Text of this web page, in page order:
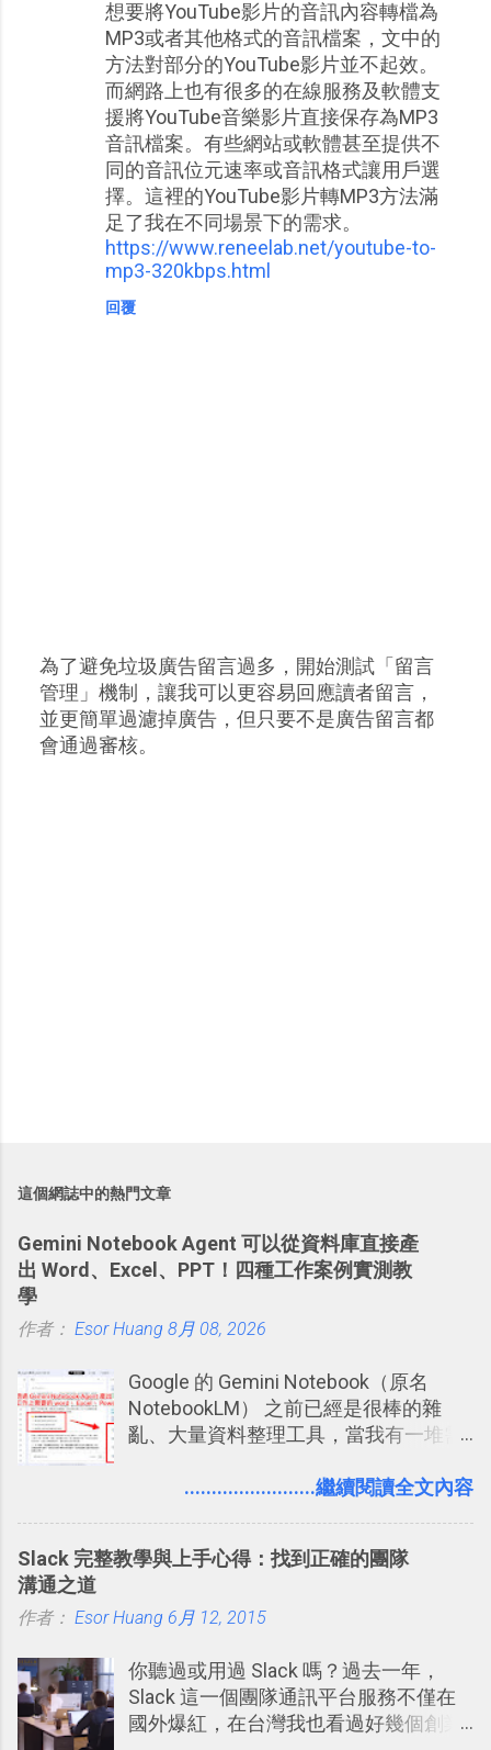
想要將YouTube影片的音訊內容轉檔為
MP3或者其他格式的音訊檔案，文中的
方法對部分的YouTube影片並不起效。
而網路上也有很多的在線服務及軟體支
援將YouTube音樂影片直接保存為MP3
音訊檔案。有些網站或軟體甚至提供不
同的音訊位元速率或音訊格式讓用戶選
擇。這裡的YouTube影片轉MP3方法滿
足了我在不同場景下的需求。
https://www.reneelab.net/youtube-to-
mp3-320kbps.html
回覆
張
貼
留
為了避免垃圾廣告留言過多，開始測試「留言
管理」機制，讓我可以更容易回應讀者留言，
並更簡單過濾掉廣告，但只要不是廣告留言都
會通過審核。
這個網誌中的熱門文章
Gemini Notebook Agent 可以從資料庫直接產
出 Word、Excel、PPT！四種工作案例實測教
學
作者： Esor Huang 8月 08, 2026
Google 的 Gemini Notebook（原名
NotebookLM） 之前已經是很棒的雜
亂、大量資料整理工具，當我有一堆需
量格式不一的混亂工作文件需要彙整，
Codex 這樣的 AI 工作作進階處理。
........................繼續閱讀全文內容
Slack 完整教學與上手心得：找到正確的團隊
溝通之道
作者： Esor Huang 6月 12, 2015
你聽過或用過 Slack 嗎？過去一年，
Slack 這一個團隊通訊平台服務不僅在
國外爆紅，在台灣我也看過好幾個創業